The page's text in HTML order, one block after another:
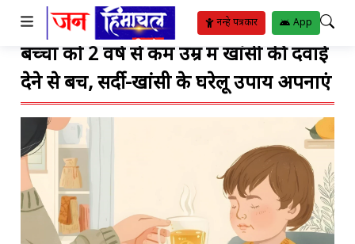
नन्हे पत्रकार App
SUBMENU
SUBMENU
SUBMENU
SUBMENU
SUBMENU
सुविधाएं
SUBMENU
SUBMENU
SUBMENU
SUBMENU
SUBMENU
SUBMENU
बच्चों को 2 वर्ष से कम उम्र में खांसी की दवाई
देने से बचें, सर्दी-खांसी के घरेलू उपाय अपनाएं